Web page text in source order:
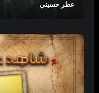
عطر حسيني